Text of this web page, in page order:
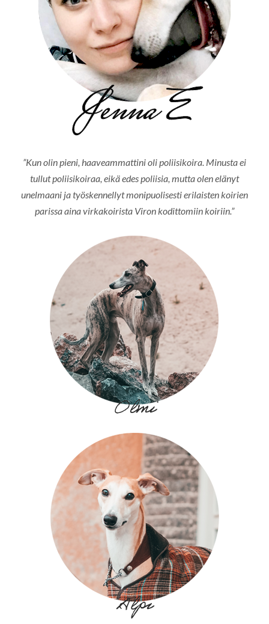
”Kun olin pieni, haaveammattini oli poliisikoira. Minusta ei
tullut poliisikoiraa, eikä edes poliisia, mutta olen elänyt
unelmaani ja työskennellyt monipuolisesti erilaisten koirien
parissa aina virkakoirista Viron kodittomiin koiriin.”